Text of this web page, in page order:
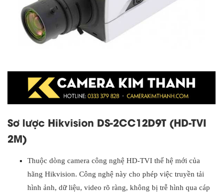
Sơ lược Hikvision DS-2CC12D9T (HD-TVI
2M)
Thuộc dòng camera công nghệ HD-TVI thế hệ mới của
hãng Hikvision. Công nghệ này cho phép việc truyền tải
hình ảnh, dữ liệu, video rõ ràng, không bị trễ hình qua cáp